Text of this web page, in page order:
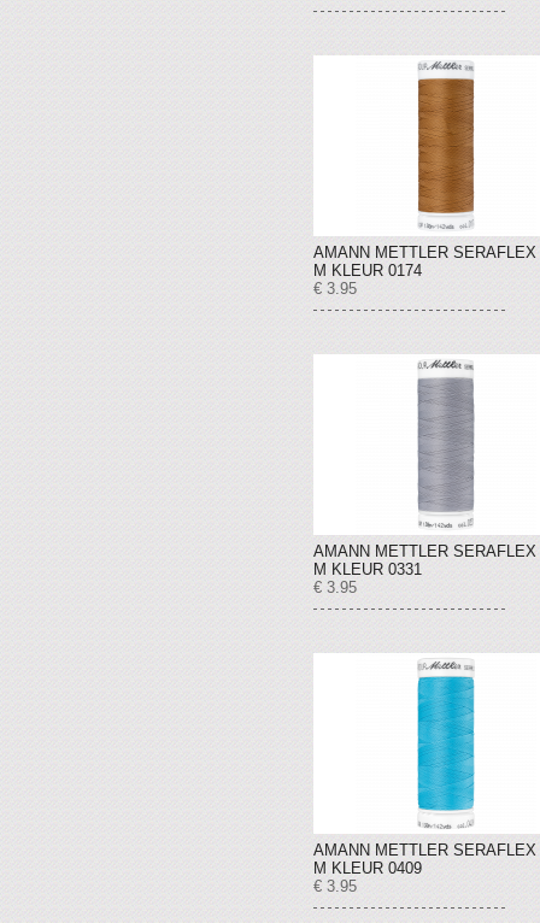
AMANN METTLER SERAFLEX
M KLEUR 0174
€ 3.95
AMANN METTLER SERAFLEX
M KLEUR 0331
€ 3.95
AMANN METTLER SERAFLEX
M KLEUR 0409
€ 3.95